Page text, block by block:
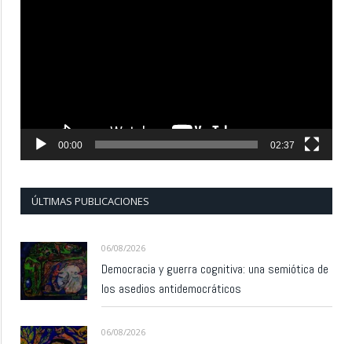
00:00 02:37
ÚLTIMAS PUBLICACIONES
06/08/2026
Democracia y guerra cognitiva: una semiótica de
los asedios antidemocráticos
06/08/2026